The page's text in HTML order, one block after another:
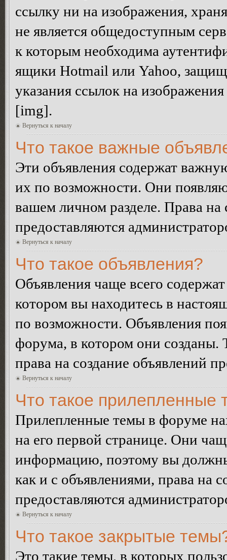
ссылку ни на изображения,
не является общедоступным
к которым необходима
ящики Hotmail или Yahoo,
указания ссылок на
[img].
Вернуться к началу
Что такое важные
Эти объявления содержат
их по возможности. Они
вашем личном разделе. Права
предоставляются
Вернуться к началу
Что такое объявления?
Объявления чаще всего
котором вы находитесь в
по возможности. Объявления
форума, в котором они
права на создание объявлений
Вернуться к началу
Что такое прилепленные
Прилепленные темы в форуме
на его первой странице. Они
информацию, поэтому вы
как и с объявлениями, права на
предоставляются
Вернуться к началу
Что такое закрытые
Это такие темы, в которых